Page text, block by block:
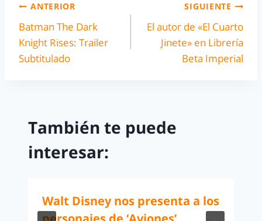
ANTERIOR
Batman The Dark
Knight Rises: Trailer
Subtitulado
SIGUIENTE
El autor de «El Cuarto
Jinete» en Librería
Beta Imperial
También te puede
interesar:
Walt Disney nos presenta a los